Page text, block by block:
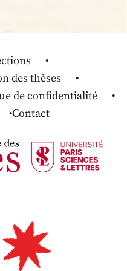
des thèses
de confidentialité
Contact